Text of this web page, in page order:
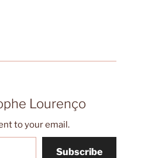
Lourenço
to your email.
Subscribe